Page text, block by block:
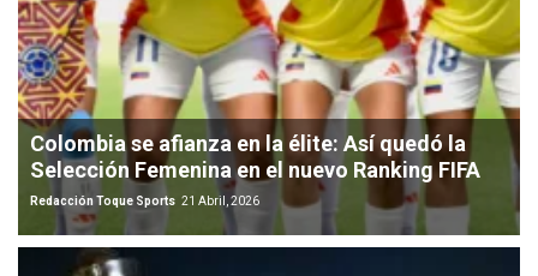
Colombia se afianza en la élite: Así quedó la
Selección Femenina en el nuevo Ranking FIFA
Redacción Toque Sports 21 Abril, 2026